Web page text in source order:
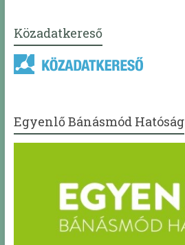
Közadatkereső
Egyenlő Bánásmód Hatóság